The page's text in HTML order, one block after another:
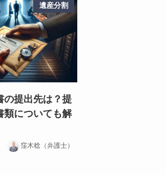
遺産分割
の提出先は？提
類についても解
窪木稔（弁護士）